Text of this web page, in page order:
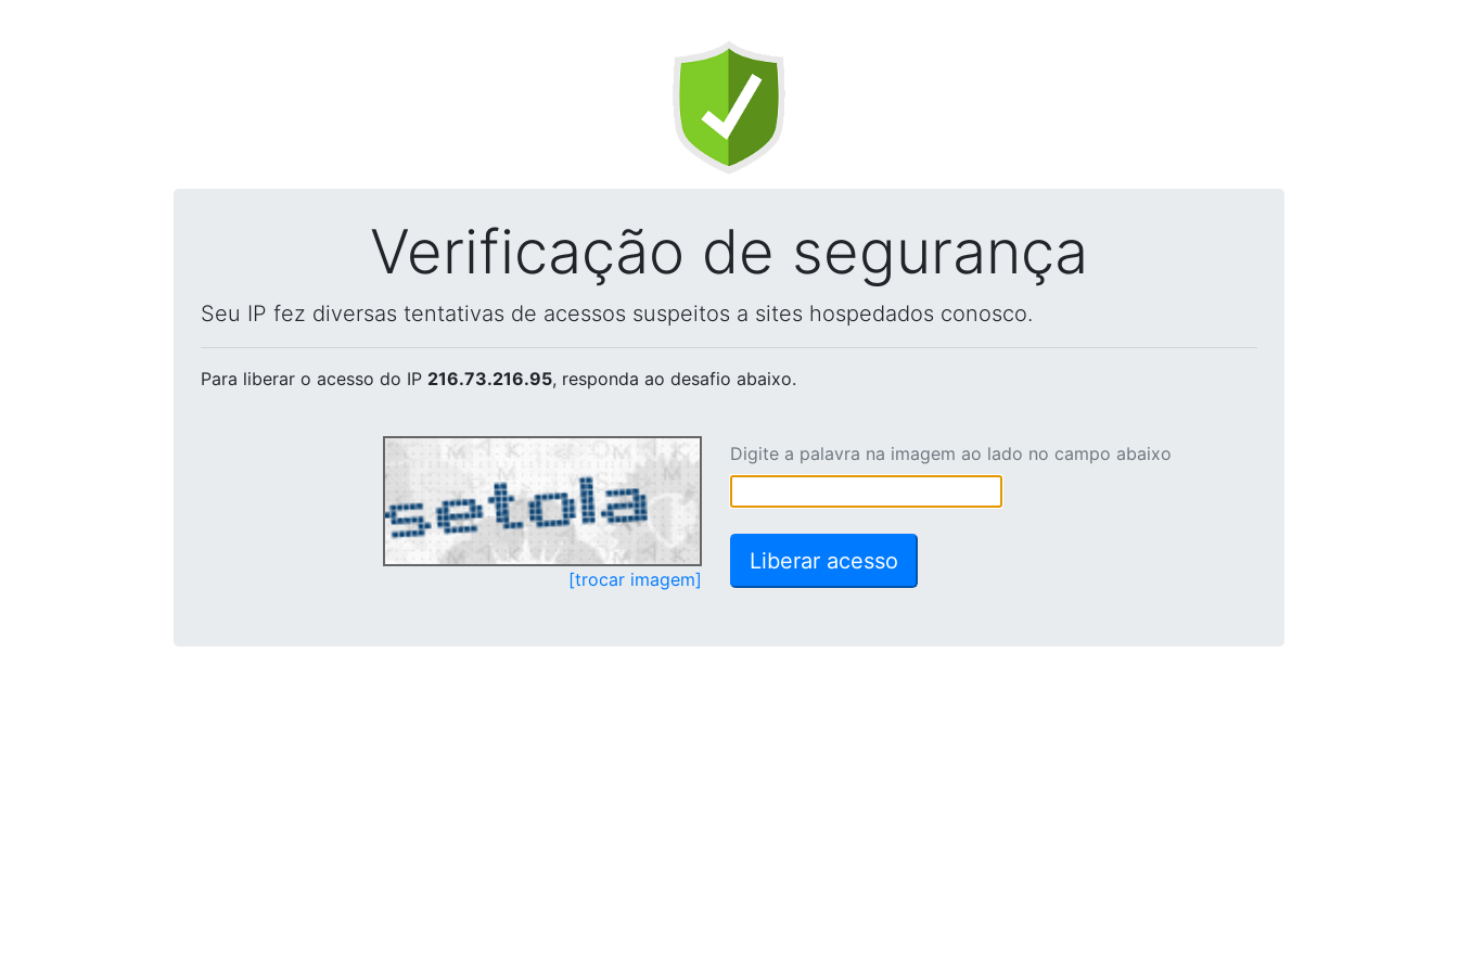
Verificação de segurança
Seu IP fez diversas tentativas de acessos suspeitos a sites hospedados conosco.
Para liberar o acesso do IP 216.73.216.95, responda ao desafio abaixo.
[trocar imagem]
Digite a palavra na imagem ao lado no campo abaixo